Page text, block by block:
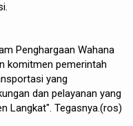
Penghargaan Wahana
komitmen pemerintah
yang
dan pelayanan yang
Langkat". Tegasnya.(ros)